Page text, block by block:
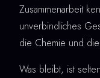
Zusammenarbeit
unverbindliches
die Chemie und
Was bleibt, ist